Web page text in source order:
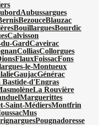
Aubussargues
BezouceBlauzac
BouillarguesBourdic
Calvisson
GardCaveirac
ColliasCollorgues
FlauxFoissacFons
le-Montueux
GaujacGénérac
Bastide-d'Engras
La Rouvière
Marguerittes
Saint-MédiersMontfrin
Mus
Pougnadoresse